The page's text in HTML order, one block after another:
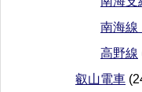
南海線
高野線
叡山電車